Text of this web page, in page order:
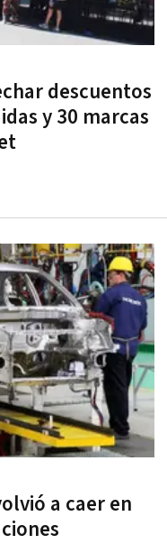
descuentos
y 30 marcas
a caer en